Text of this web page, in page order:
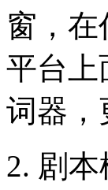
窗，
平台上
词器，
2. 剧